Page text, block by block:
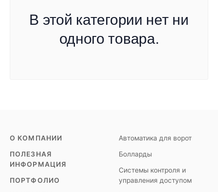
В этой категории нет ни
одного товара.
О КОМПАНИИ
ПОЛЕЗНАЯ
ИНФОРМАЦИЯ
ПОРТФОЛИО
Автоматика для ворот
Болларды
Системы контроля и
управления доступом